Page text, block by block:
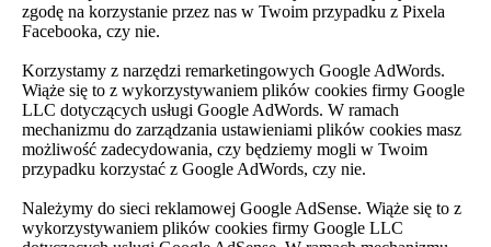
zgodę na korzystanie przez nas w Twoim przypadku z Pixela
Facebooka, czy nie.
Korzystamy z narzędzi remarketingowych Google AdWords.
Wiąże się to z wykorzystywaniem plików cookies firmy Google
LLC dotyczących usługi Google AdWords. W ramach
mechanizmu do zarządzania ustawieniami plików cookies masz
możliwość zadecydowania, czy będziemy mogli w Twoim
przypadku korzystać z Google AdWords, czy nie.
Należymy do sieci reklamowej Google AdSense. Wiąże się to z
wykorzystywaniem plików cookies firmy Google LLC